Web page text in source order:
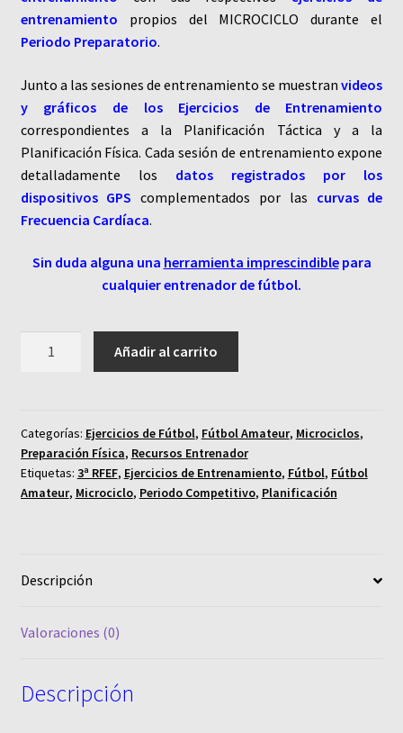
entrenamiento propios del MICROCICLO durante el
Periodo Preparatorio.
Junto a las sesiones de entrenamiento se muestranvideos
y gráficos de los Ejercicios de Entrenamiento
correspondientes a la Planificación Táctica y a la
Planificación Física. Cada sesión de entrenamiento expone
detalladamente los datos registrados por los
dispositivos GPScomplementados por las curvas de
Frecuencia Cardíaca.
Sin duda alguna una herramienta imprescindiblepara
cualquier entrenador de fútbol.
Competitivo
1.
Planificación
Real
de
RFEF
Añadir al carrito
Categorías: Ejercicios de Fútbol, Fútbol Amateur, Microciclos,
Preparación Física, Recursos Entrenador
Etiquetas: 3ª RFEF, Ejercicios de Entrenamiento, Fútbol, Fútbol
Amateur, Microciclo, Periodo Competitivo, Planificación
Descripción
Valoraciones (0)
Descripción